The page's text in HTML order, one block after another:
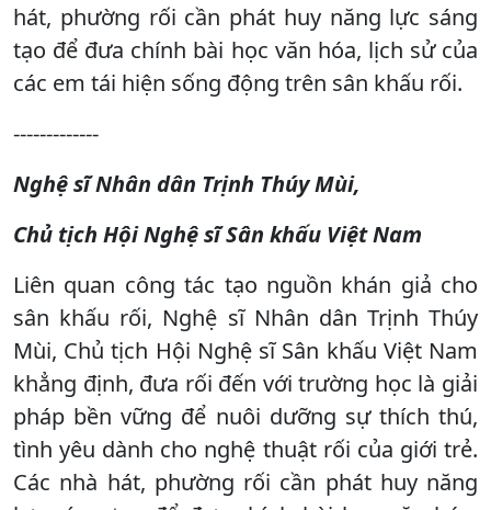
hát, phường rối cần phát huy năng lực sáng
tạo để đưa chính bài học văn hóa, lịch sử của
các em tái hiện sống động trên sân khấu rối.
-------------
Nghệ sĩ Nhân dân Trịnh Thúy Mùi,
Chủ tịch Hội Nghệ sĩ Sân khấu Việt Nam
Liên quan công tác tạo nguồn khán giả cho
sân khấu rối, Nghệ sĩ Nhân dân Trịnh Thúy
Mùi, Chủ tịch Hội Nghệ sĩ Sân khấu Việt Nam
khẳng định, đưa rối đến với trường học là giải
pháp bền vững để nuôi dưỡng sự thích thú,
tình yêu dành cho nghệ thuật rối của giới trẻ.
Các nhà hát, phường rối cần phát huy năng